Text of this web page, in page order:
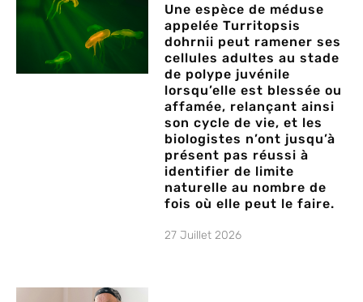
Une espèce de méduse
appelée Turritopsis
dohrnii peut ramener ses
cellules adultes au stade
de polype juvénile
lorsqu’elle est blessée ou
affamée, relançant ainsi
son cycle de vie, et les
biologistes n’ont jusqu’à
présent pas réussi à
identifier de limite
naturelle au nombre de
fois où elle peut le faire.
27 Juillet 2026